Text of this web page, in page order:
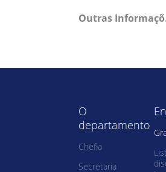
O
departamento
Chefia
Secretaria